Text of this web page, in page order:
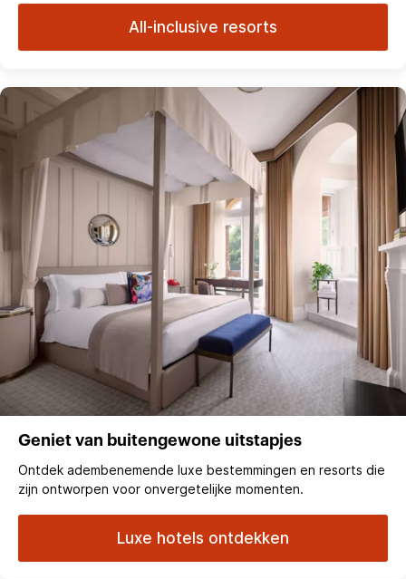
All-inclusive resorts
Geniet van buitengewone uitstapjes
Ontdek adembenemende luxe bestemmingen en resorts die
zijn ontworpen voor onvergetelijke momenten.
Luxe hotels ontdekken